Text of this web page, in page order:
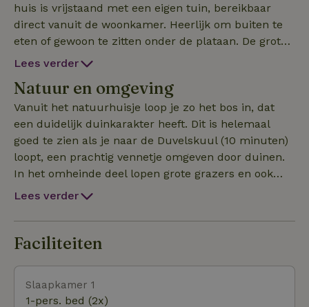
huis is vrijstaand met een eigen tuin, bereikbaar
direct vanuit de woonkamer. Heerlijk om buiten te
eten of gewoon te zitten onder de plataan. De grote
woonruimte is voorzien van een semi-professionele
er een wasmachine. Eén slaapkamer is voorzien van
een tweepersoonsbed, de andere van twee
eenpersoonsbedden. Er is wifi, maar geen tv. Let op:
boekingen minimaal twee dagen van te voren.
Honden (max. 2) zijn van harte welkom, behalve als
ze alleen gelaten voortdurend blaffen.
Lees verder
Natuur en omgeving
Vanuit het natuurhuisje loop je zo het bos in, dat
een duidelijk duinkarakter heeft. Dit is helemaal
goed te zien als je naar de Duvelskuul (10 minuten)
loopt, een prachtig vennetje omgeven door duinen.
In het omheinde deel lopen grote grazers en ook
Hollandse geiten. Met de fiets zijn prachtige tochten
Eendenmeer en Driessenven in Bergen. Iets verder
ligt het Reindersmeer, waar ook het
wandeling rond het meer is een genot en leuk is een
oversteek met de handgetrokken veer. Een culinair
Lees verder
Faciliteiten
Slaapkamer 1
1-pers. bed (2x)